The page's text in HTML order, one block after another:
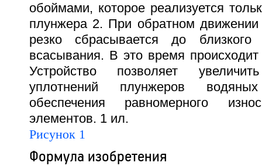
обоймами, которое реализуется
плунжера 2. При обратном
резко сбрасывается до
всасывания. В это время
Устройство позволяет
уплотнений плунжеров
обеспечения равномерного
элементов. 1 ил.
Рисунок 1
Формула изобретения